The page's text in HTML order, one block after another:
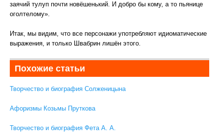
заячий тулуп почти новёшенький. И добро бы кому, а то пьянице
оголтелому».
Итак, мы видим, что все персонажи употребляют идиоматические
выражения, и только Швабрин лишён этого.
Похожие статьи
Творчество и биография Солженицына
Афоризмы Козьмы Пруткова
Творчество и биография Фета А. А.